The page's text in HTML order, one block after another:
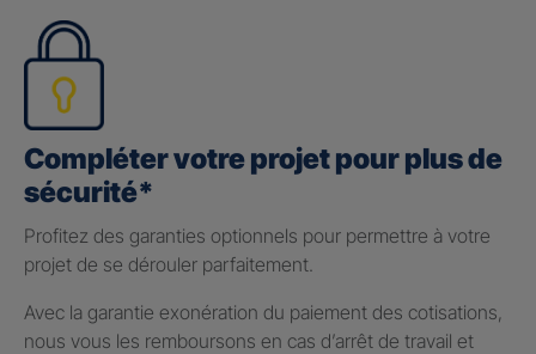
Compléter votre projet pour plus de
sécurité*
Profitez des garanties optionnels pour permettre à votre
projet de se dérouler parfaitement.
Avec la garantie exonération du paiement des cotisations,
nous vous les remboursons en cas d’arrêt de travail et